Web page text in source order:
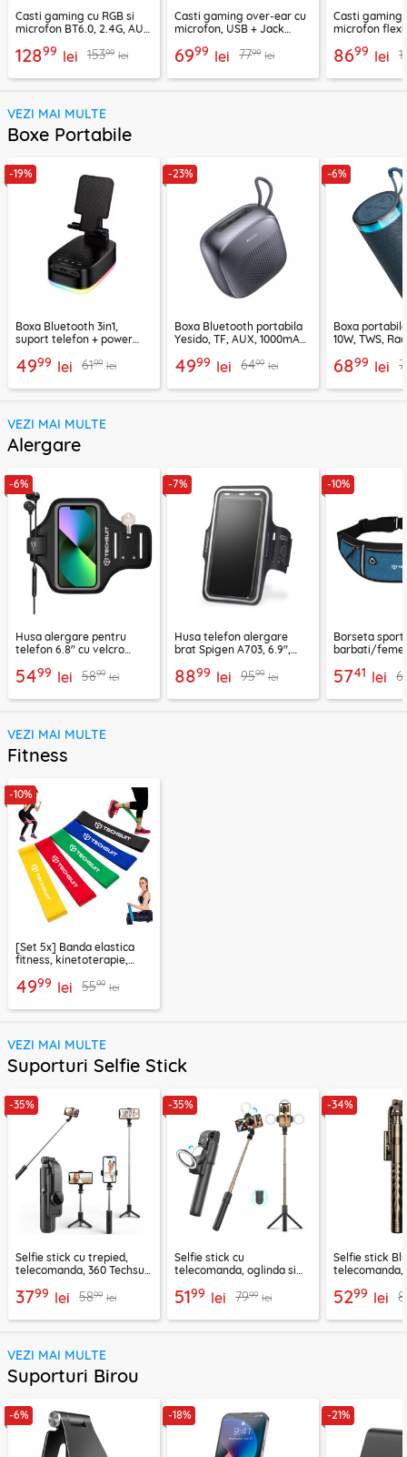
Casti gaming cu RGB si
microfon BT6.0, 2.4G, AUX
12899 lei 15399 lei
Casti gaming over-ear cu
microfon, USB + Jack
BO112
6999 lei 7799 lei
Casti gaming
microfon
8699 lei
VEZI MAI MULTE
Boxe Portabile
-19%
Boxa Bluetooth 3in1,
suport telefon + power
BR200
4999 lei 6199 lei
-23%
Boxa Bluetooth portabila
Yesido, TF, AUX, 1000mAh,
4999 lei 6499 lei
-6%
Boxa
10W, TWS,
6899 lei
VEZI MAI MULTE
Alergare
-6%
Husa alergare pentru
telefon 6.8" cu velcro
5499 lei 5899 lei
-7%
Husa telefon alergare
brat Spigen A703, 6.9",
8899 lei 9599 lei
-10%
Borseta
barbati/femei
5741 lei
VEZI MAI MULTE
Fitness
-10%
[Set 5x] Banda elastica
fitness, kinetoterapie,
4999 lei 5599 lei
VEZI MAI MULTE
Suporturi Selfie Stick
-35%
Selfie stick cu trepied,
telecomanda, 360 Techsuit
3799 lei 5899 lei
-35%
Selfie stick cu
telecomanda, oglinda si
5199 lei 7999 lei
-34%
Selfie stick
telecomanda,
5299 lei
VEZI MAI MULTE
Suporturi Birou
-6% -18% -21%